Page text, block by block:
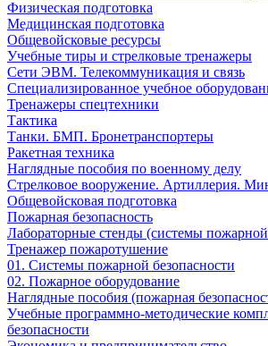
Физическая подготовка
Медицинская подготовка
Общевойсковые ресурсы
Учебные тиры и стрелковые тренажеры
Сети ЭВМ. Телекоммуникация и связь
Специализированное учебное
Тренажеры спецтехники
Тактика
Танки. БМП. Бронетранспортеры
Ракетная техника
Наглядные пособия по военному делу
Стрелковое вооружение. Артиллерия.
Общевойсковая подготовка
Пожарная безопасность
Лабораторные стенды (системы пожарной
Тренажер пожаротушение
01. Системы пожарной безопасности
02. Пожарное оборудование
Наглядные пособия (пожарная
Учебные программно-методические
безопасности